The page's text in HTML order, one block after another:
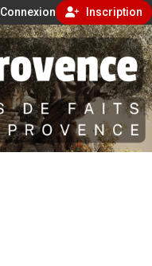
Connexion Inscription